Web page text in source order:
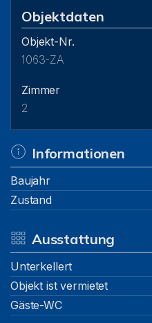
Objektdaten
Objekt-Nr.
1063-ZA
Zimmer
2
Informationen
Baujahr
Zustand
Ausstattung
Unterkellert
Objekt ist vermietet
Gäste-WC